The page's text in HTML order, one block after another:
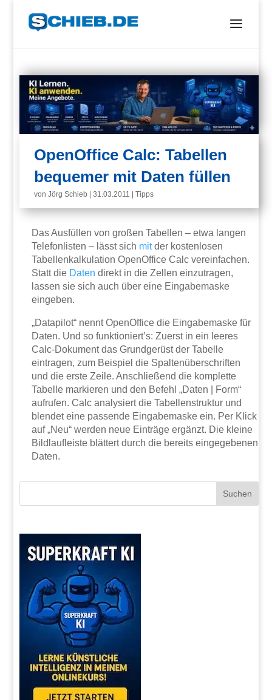
OpenOffice Calc: Tabellen
bequemer mit Daten füllen
vonJörg Schieb |31.03.2011 |Tipps
Das Ausfüllen von großen Tabellen – etwa langen
Telefonlisten – lässt sich mitder kostenlosen
Tabellenkalkulation OpenOffice Calc vereinfachen.
Statt die Daten direkt in die Zellen einzutragen,
lassen sie sich auch über eine Eingabemaske
eingeben.
„Datapilot“ nennt OpenOffice die Eingabemaske für
Daten. Und so funktioniert’s: Zuerst in ein leeres
Calc-Dokument das Grundgerüst der Tabelle
eintragen, zum Beispiel die Spaltenüberschriften
und die erste Zeile. Anschließend die komplette
Tabelle markieren und den Befehl „Daten | Form“
aufrufen. Calc analysiert die Tabellenstruktur und
blendet eine passende Eingabemaske ein. Per Klick
auf „Neu“ werden neue Einträge ergänzt. Die kleine
Bildlaufleiste blättert durch die bereits eingegebenen
Daten.